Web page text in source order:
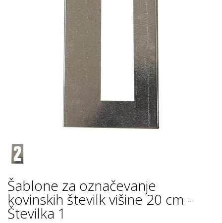
Šablone za označevanje
kovinskih številk višine 20 cm -
Številka 1